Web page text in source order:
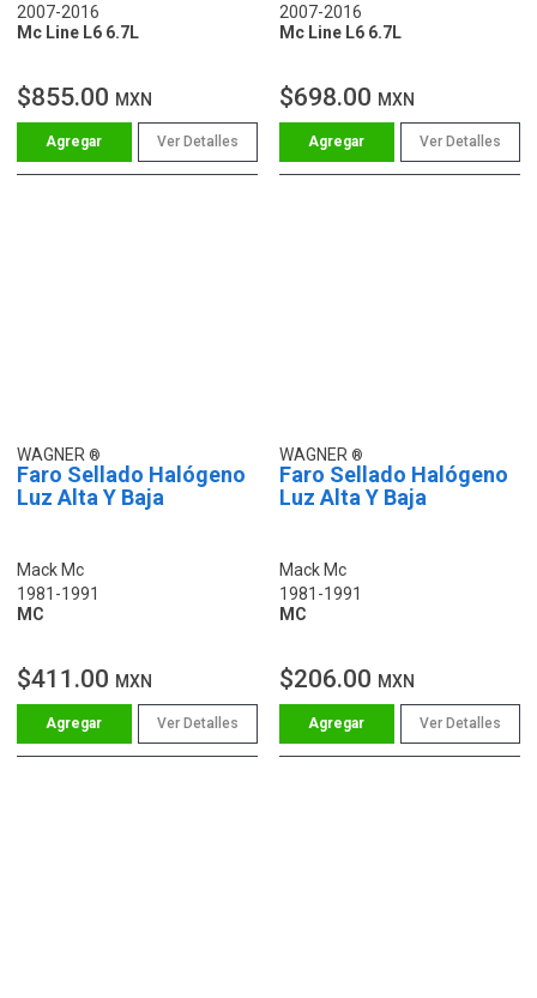
2007-2016
Mc Line L6 6.7L
$855.00 MXN
Ver Detalles
2007-2016
Mc Line L6 6.7L
$698.00 MXN
Ver Detalles
WAGNER
Faro Sellado Halógeno
Luz Alta Y Baja
Mack Mc
1981-1991
MC
$411.00 MXN
Ver Detalles
WAGNER
Faro Sellado Halógeno
Luz Alta Y Baja
Mack Mc
1981-1991
MC
$206.00 MXN
Ver Detalles